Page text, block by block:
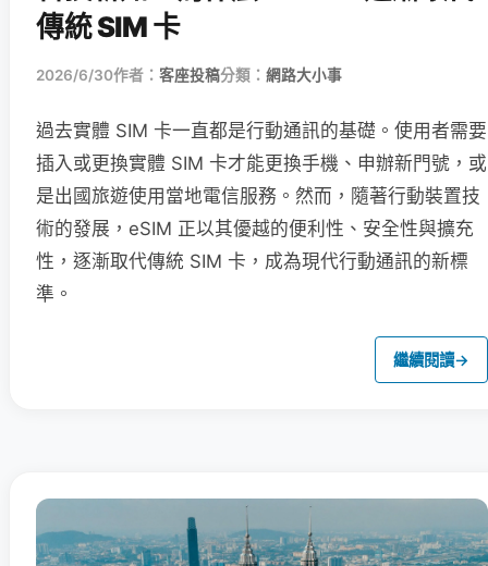
傳統 SIM 卡
2026/6/30作者： 客座投稿分類： 網路大小事
過去實體 SIM 卡一直都是行動通訊的基礎。使用者需要
插入或更換實體 SIM 卡才能更換手機、申辦新門號，或
是出國旅遊使用當地電信服務。然而，隨著行動裝置技
術的發展，eSIM 正以其優越的便利性、安全性與擴充
性，逐漸取代傳統 SIM 卡，成為現代行動通訊的新標
準。
繼續閱讀→